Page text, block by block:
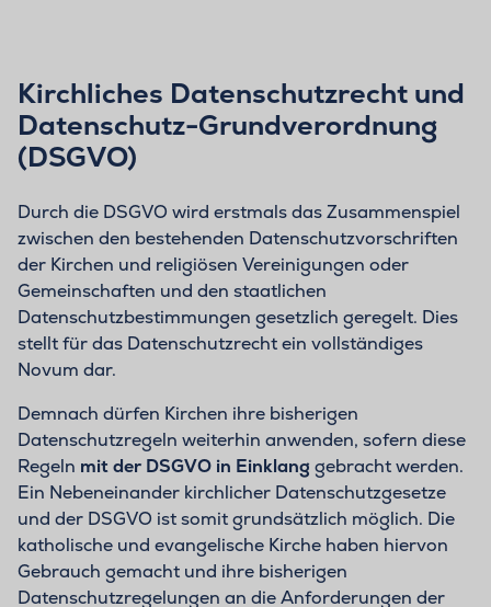
Kirchliches Datenschutzrecht und
Datenschutz-Grundverordnung
(DSGVO)
Durch die DSGVO wird erstmals das Zusammenspiel
zwischen den bestehenden Datenschutzvorschriften
der Kirchen und religiösen Vereinigungen oder
Gemeinschaften und den staatlichen
Datenschutzbestimmungen gesetzlich geregelt. Dies
stellt für das Datenschutzrecht ein vollständiges
Novum dar.
Demnach dürfen Kirchen ihre bisherigen
Datenschutzregeln weiterhin anwenden, sofern diese
Regeln mit der DSGVO in Einklang gebracht werden.
Ein Nebeneinander kirchlicher Datenschutzgesetze
und der DSGVO ist somit grundsätzlich möglich. Die
katholische und evangelische Kirche haben hiervon
Gebrauch gemacht und ihre bisherigen
Datenschutzregelungen an die Anforderungen der